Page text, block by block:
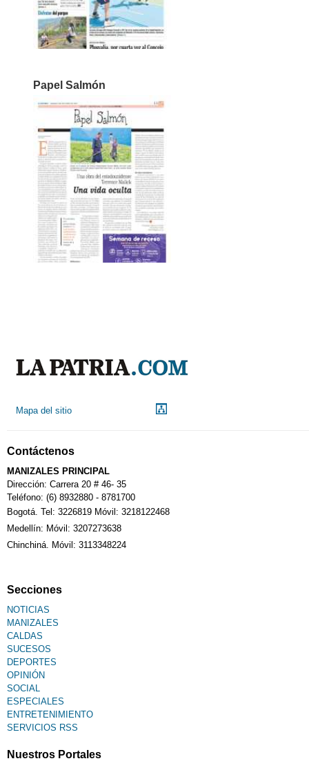
Papel Salmón
Mapa del sitio
Contáctenos
MANIZALES PRINCIPAL
Dirección: Carrera 20 # 46- 35
Teléfono: (6) 8932880 - 8781700
Bogotá. Tel: 3226819 Móvil: 3218122468
Medellín: Móvil: 3207273638
Chinchiná. Móvil: 3113348224
Secciones
NOTICIAS
MANIZALES
CALDAS
SUCESOS
DEPORTES
OPINIÓN
SOCIAL
ESPECIALES
ENTRETENIMIENTO
SERVICIOS RSS
Nuestros Portales